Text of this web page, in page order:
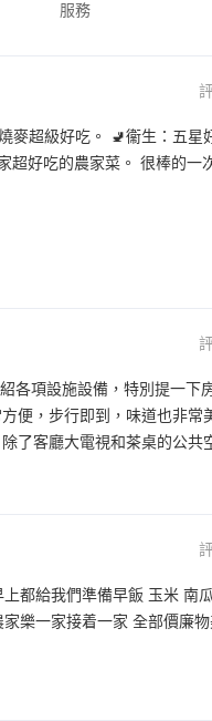
服務
麥超級好吃。 🚽衞生：五星
超好吃的農家菜。 很棒的一
各項設施設備，特別提一下
便，步行即到，味道也非
了客廳大電視和茶桌的公共
都給我們準備早飯 玉米 南
樂一家接着一家 全部價廉